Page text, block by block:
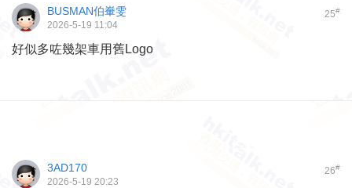
25#
BUSMAN伯輋雯
2026-5-19 11:04
好似多咗幾架車用舊Logo
26#
3AD170
2026-5-19 20:23